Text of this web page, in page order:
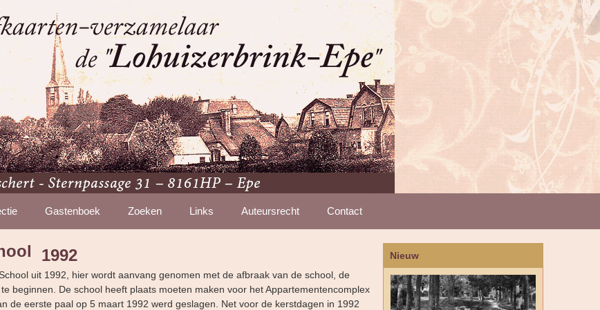
Gastenboek Zoeken Links Auteursrecht Contact
1992
uit 1992, hier wordt aanvang genomen met de afbraak van de school, de
beginnen. De school heeft plaats moeten maken voor het Appartementencomplex
de eerste paal op 5 maart 1992 werd geslagen. Net voor de kerstdagen in 1992
Nieuw